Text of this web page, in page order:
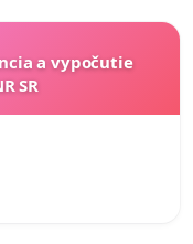
a vypočutie
SR